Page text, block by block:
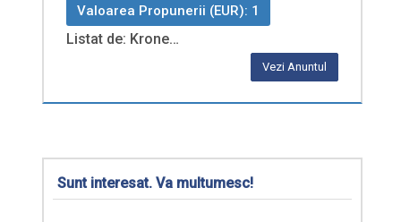
Valoarea Propunerii (EUR): 1
Listat de: Krone…
Vezi Anuntul
Sunt interesat. Va multumesc!